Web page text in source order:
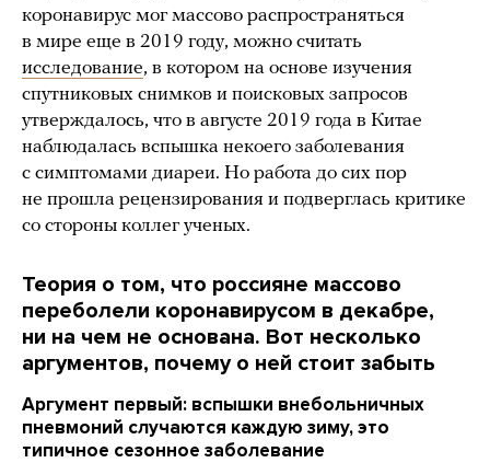
коронавирус мог массово распространяться
в мире еще в 2019 году, можно считать
исследование, в котором на основе изучения
спутниковых снимков и поисковых запросов
утверждалось, что в августе 2019 года в Китае
наблюдалась вспышка некоего заболевания
с симптомами диареи. Но работа до сих пор
не прошла рецензирования и подверглась критике
со стороны коллег ученых.
Теория о том, что россияне массово
переболели коронавирусом в декабре,
ни на чем не основана. Вот несколько
аргументов, почему о ней стоит забыть
Аргумент первый: вспышки внебольничных
пневмоний случаются каждую зиму, это
типичное сезонное заболевание